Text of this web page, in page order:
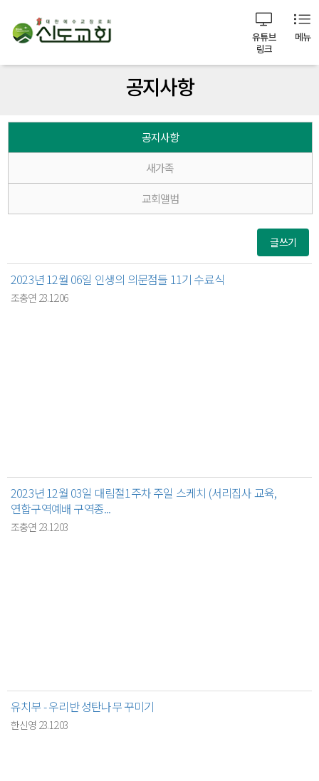
메뉴
유튜브
링크
공지사항
공지사항
새가족
교회앨범
글쓰기
2023년 12월 06일 인생의 의문점들 11기 수료식
조충연 23.12.06
2023년 12월 03일 대림절1주차 주일 스케치 (서리집사 교육,
연합구역예배 구역종...
조충연 23.12.03
유치부 - 우리반 성탄나무 꾸미기
한신영 23.12.03